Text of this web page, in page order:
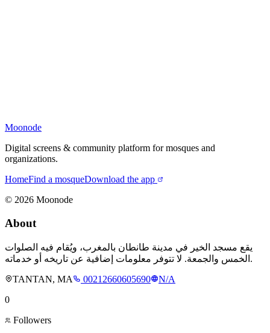
Moonode
Digital screens & community platform for mosques and
organizations.
HomeFind a mosqueDownload the app
© 2026 Moonode
About
يقع مسجد الخير في مدينة طانطان بالمغرب، ويُقام فيه الصلوات
الخمس والجمعة. لا تتوفر معلومات إضافية عن تاريخه أو خدماته.
TANTAN, MA
00212660605690
N/A
0
Followers